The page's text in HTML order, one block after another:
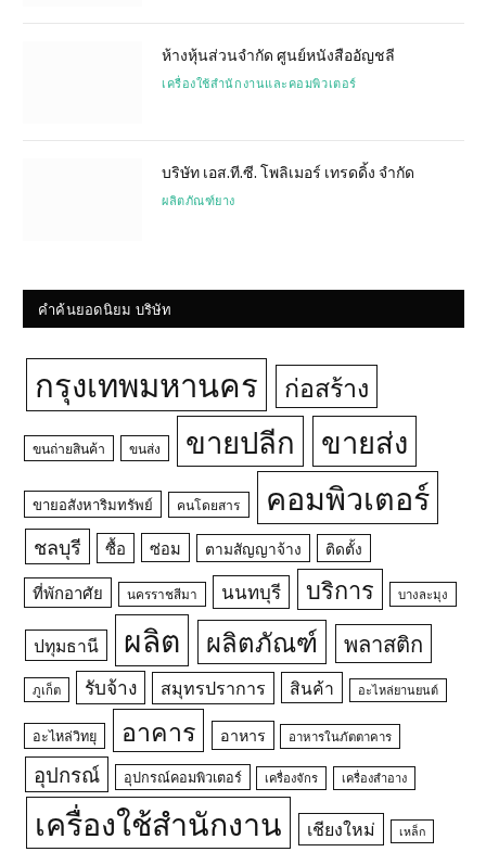
ห้างหุ้นส่วนจำกัด ศูนย์หนังสืออัญชลี
เครื่องใช้สำนักงานและคอมพิวเตอร์
บริษัท เอส.ที.ซี. โพลิเมอร์ เทรดดิ้ง จำกัด
ผลิตภัณฑ์ยาง
คำค้นยอดนิยม บริษัท
กรุงเทพมหานคร ก่อสร้าง
ขนถ่ายสินค้า ขนส่ง ขายปลีก ขายส่ง
ขายอสังหาริมทรัพย์ คนโดยสาร คอมพิวเตอร์
ชลบุรี ซื้อ ซ่อม ตามสัญญาจ้าง ติดตั้ง
ที่พักอาศัย นครราชสีมา นนทบุรี บริการ บางละมุง
ปทุมธานี ผลิต ผลิตภัณฑ์ พลาสติก
ภูเก็ต รับจ้าง สมุทรปราการ สินค้า อะไหล่ยานยนต์
อะไหล่วิทยุ อาคาร อาหาร อาหารในภัตตาคาร
อุปกรณ์ อุปกรณ์คอมพิวเตอร์ เครื่องจักร เครื่องสำอาง
เครื่องใช้สำนักงาน เชียงใหม่ เหล็ก